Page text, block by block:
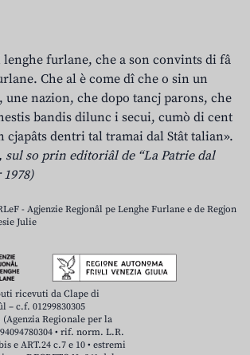
furlane, che a son convints di fâ
Che al è come dî che o sin un
une nazion, che dopo tancj parons, che
bandis dilunc i secui, cumò di cent
cjapâts dentri tal tramai dal Stât talian».
sul so prin editoriâl de “La Patrie dal
- Agjenzie Regjonâl pe Lenghe Furlane e de Regjon
Julie
ricevuti da Clape di
c.f. 01299830305
Regionale per la
• rif. norm. L.R.
e ART.24 c.7 e 10 • estremi